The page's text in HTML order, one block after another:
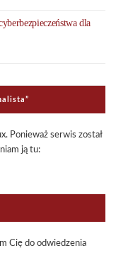
dla
Ponie­waż ser­wis został
ją tu:
Cię do odwie­dze­nia